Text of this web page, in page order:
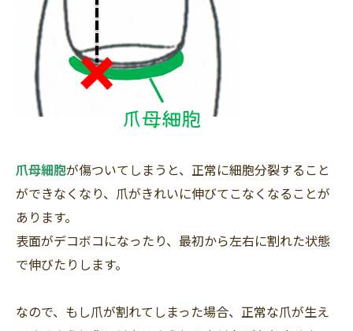
爪母細胞が傷ついてしまうと、正常に細胞分裂すること
ができなくなり、爪がきれいに伸びてこなくなることが
あります。
表面がデコボコになったり、最初から左右に割れた状態
で伸びたりします。
なので、もし爪が割れてしまった場合、正常な爪が生え